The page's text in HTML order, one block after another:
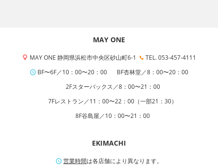
MAY ONE
MAY ONE 静岡県浜松市中央区砂山町6-1
TEL. 053-457-4111
BF〜6F／10：00〜20：00
BF杏林堂／8：00〜20：00
2Fスターバックス／8：00〜21：00
7Fレストラン／11：00〜22：00（一部21：30）
8F谷島屋／10：00〜21：00
EKIMACHI
営業時間は各店舗により異なります。